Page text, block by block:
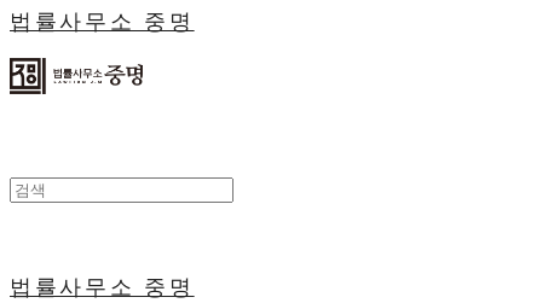
법률사무소 중명
법률사무소 중명